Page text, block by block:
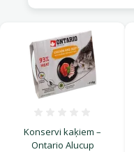
Konservi kaķiem –
Ontario Alucup